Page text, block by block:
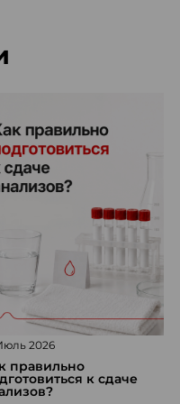
2026
правильно
к сдаче